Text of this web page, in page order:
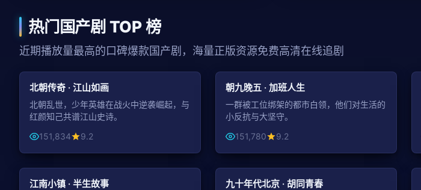
热门国产剧 TOP 榜
近期播放量最高的口碑爆款国产剧，海量正版资源免费高清在线追剧
古装
北朝传奇 · 江山如画
北朝乱世，少年英雄在战火中逆袭崛起，与
红颜知己共谱江山史诗。
151,834
9.2
都市
朝九晚五 · 加班人生
一群被工位绑架的都市白领，他们对生活的
小反抗与大坚守。
151,780
9.2
家庭
43:15
江南小镇 · 半生故事 年代
43:35
九十年代北京 · 胡同青春